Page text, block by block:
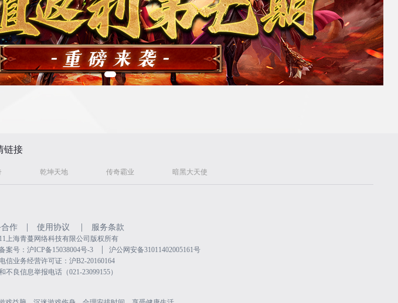
链接
乾坤天地 传奇霸业 暗黑大天使
作 | 使用协议 | 服务条款
上海青蔓网络科技有限公司版权所有
案号：沪ICP备15038004号-3
|
沪公网安备31011402005161号
信业务经营许可证：沪B2-20160164
不良信息举报电话（021-23099155）